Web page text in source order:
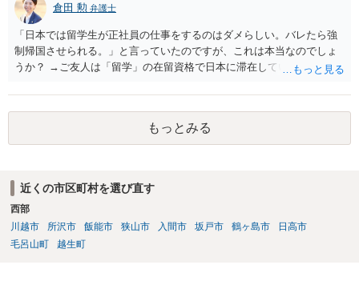
倉田 勲 弁護士
「日本では留学生が正社員の仕事をするのはダメらしい。バレたら強
制帰国させられる。」と言っていたのですが、これは本当なのでしょ
うか？ →ご友人は「留学」の在留資格で日本に滞在していると思いま
の就労をするにしても「資格外活動許可」が必要です。なおそれ以上
就労する場合は、就労可能なビザが必要ですので、いずれにしても就
労するにあたっては許可が必要であり、無許可の場合不法就労になり
ます。ご友人が不法就労しているのでしたら、退去強制事由になり得
もっとみる
近くの市区町村を選び直す
西部
川越市
所沢市 飯能市 狭山市 入間市 坂戸市 鶴ヶ島市
日高市
毛呂山町
越生町